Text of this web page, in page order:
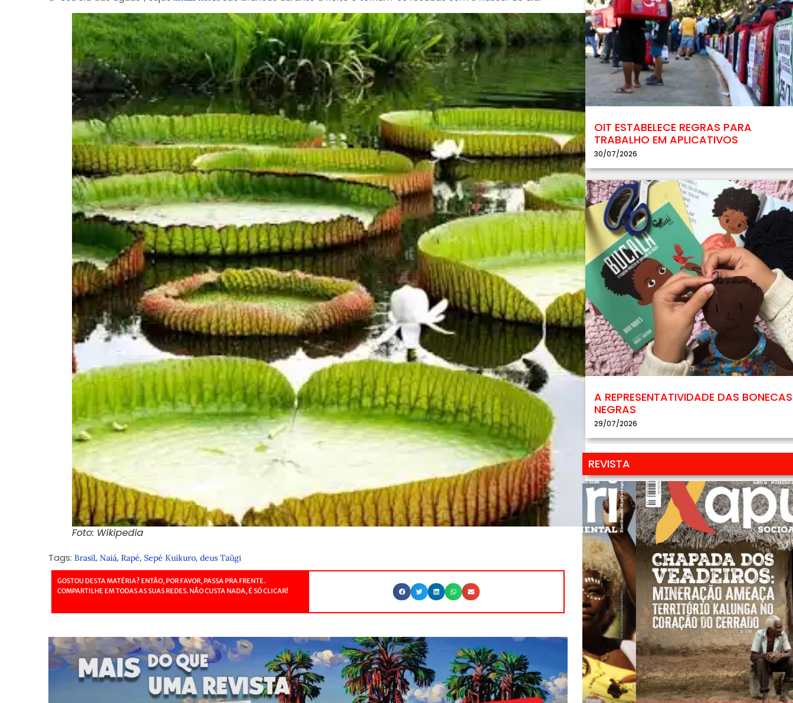
Foto: Wikipedia
Tags: Brasil, Naiá, Rapé, Sepé Kuikuro, deus Taũgi
GOSTOU DESTA MATÉRIA? ENTÃO, POR FAVOR, PASSA PRA FRENTE.
COMPARTILHE EM TODAS AS SUAS REDES. NÃO CUSTA NADA, É SÓ CLICAR!
OIT ESTABELECE REGRAS PARA
TRABALHO EM APLICATIVOS
30/07/2026
A REPRESENTATIVIDADE DAS BONECAS
NEGRAS
29/07/2026
REVISTA